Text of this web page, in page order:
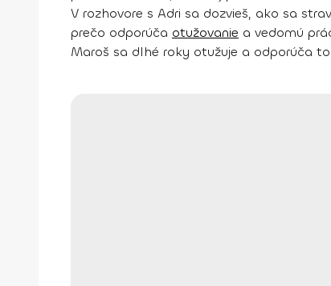
V rozhovore s Adri sa dozvieš, ako sa
prečo odporúča otužovanie a vedomú
Maroš sa dlhé roky otužuje a odporúča